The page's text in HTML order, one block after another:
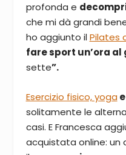
profonda e
che mi dà grandi
ho aggiunto ilPilates
fare sport un’ora al
sette”.
Esercizio fisico, yoga
solitamente le
casi. E Francesca
acquistata online: